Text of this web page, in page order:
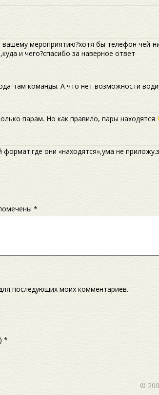
мероприятию?хотя бы телефон чей-
и чего?спасибо за наверное ответ
там команды. А что нет возможности
парам. Но как правило, пары находятся
они «находятся»,ума не
*
последующих моих комментариев.
*
©